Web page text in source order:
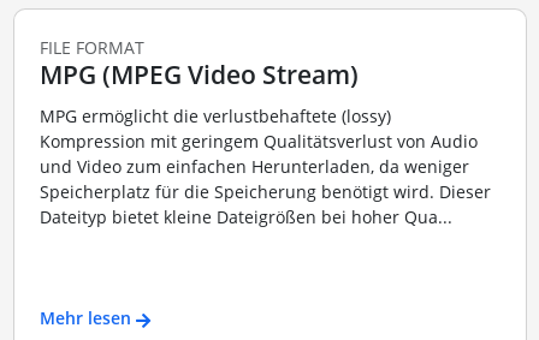
FILE FORMAT
MPG (MPEG Video Stream)
MPG ermöglicht die verlustbehaftete (lossy)
Kompression mit geringem Qualitätsverlust von Audio
und Video zum einfachen Herunterladen, da weniger
Speicherplatz für die Speicherung benötigt wird. Dieser
Dateityp bietet kleine Dateigrößen bei hoher Qua...
Mehr lesen